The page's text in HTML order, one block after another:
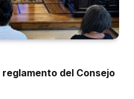
del Consejo